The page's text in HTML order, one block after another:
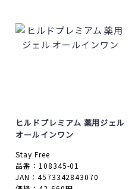
ヒルドプレミアム 薬用ジェル
オールインワン
Stay Free
品番：108345-01
JAN：4573342843070